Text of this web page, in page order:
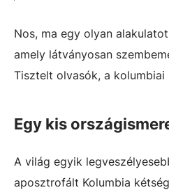
Nos, ma egy olyan
amely látványosan
Tisztelt olvasók, a kolumbiai
Egy kis
A világ egyik
aposztrofált Kolumbia